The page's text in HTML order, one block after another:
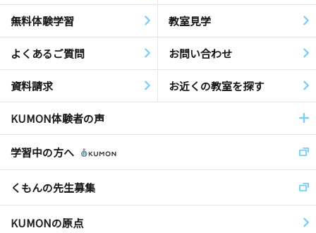
無料体験学習 教室見学
よくあるご質問 お問い合わせ
資料請求 お近くの教室を探す
KUMON体験者の声
学習中の方へ
くもんの先生募集
KUMONの原点